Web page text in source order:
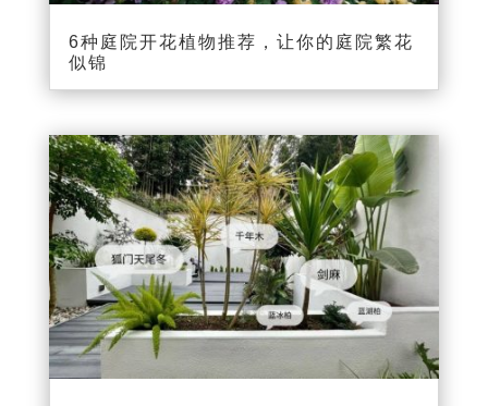
6种庭院开花植物推荐，让你的庭院繁花
似锦